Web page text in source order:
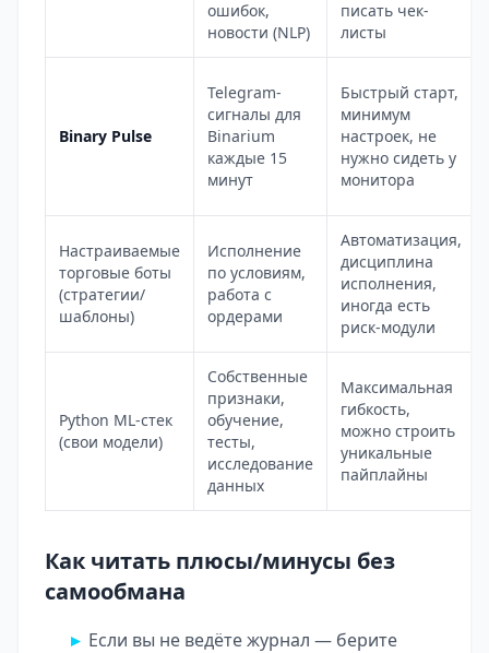
ошибок,
новости (NLP)
писать чек-
листы
Binary Pulse
Telegram-
сигналы для
Binarium
каждые 15
минут
Быстрый старт,
минимум
настроек, не
нужно сидеть у
монитора
Настраиваемые
торговые боты
(стратегии/
шаблоны)
Исполнение
по условиям,
работа с
ордерами
Автоматизация,
дисциплина
исполнения,
иногда есть
риск-модули
Python ML-стек
(свои модели)
Собственные
признаки,
обучение,
тесты,
исследование
данных
Максимальная
гибкость,
можно строить
уникальные
пайплайны
Как читать плюсы/минусы без
самообмана
Если вы не ведёте журнал — берите